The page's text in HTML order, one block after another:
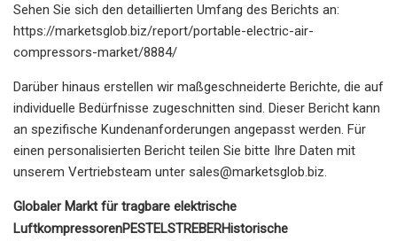
Sehen Sie sich den detaillierten Umfang des Berichts an:
https://marketsglob.biz/report/portable-electric-air-
compressors-market/8884/
Darüber hinaus erstellen wir maßgeschneiderte Berichte, die auf
individuelle Bedürfnisse zugeschnitten sind. Dieser Bericht kann
an spezifische Kundenanforderungen angepasst werden. Für
einen personalisierten Bericht teilen Sie bitte Ihre Daten mit
unserem Vertriebsteam unter sales@marketsglob.biz.
Globaler Markt für tragbare elektrische
LuftkompressorenPESTELSTREBERHistorische